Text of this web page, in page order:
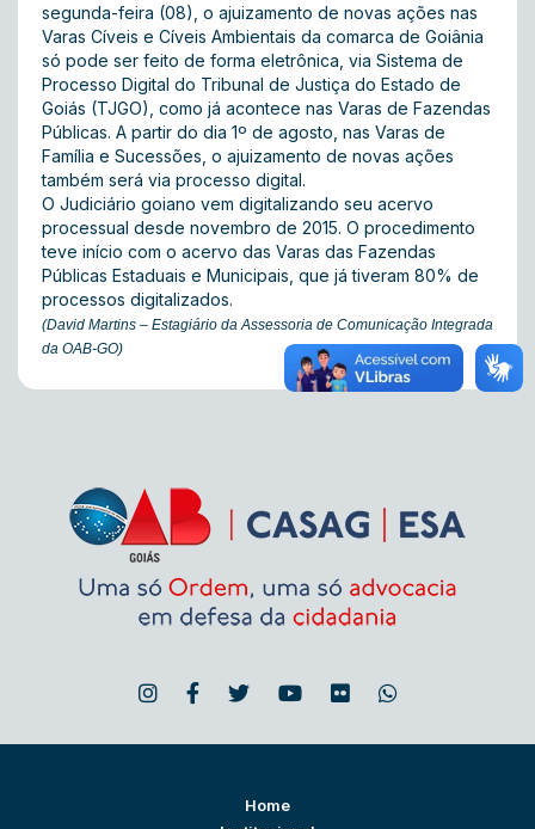
segunda-feira (08), o ajuizamento de novas ações nas
Varas Cíveis e Cíveis Ambientais da comarca de Goiânia
só pode ser feito de forma eletrônica, via Sistema de
Processo Digital do Tribunal de Justiça do Estado de
Goiás (TJGO), como já acontece nas Varas de Fazendas
Públicas. A partir do dia 1º de agosto, nas Varas de
Família e Sucessões, o ajuizamento de novas ações
também será via processo digital.
O Judiciário goiano vem digitalizando seu acervo
processual desde novembro de 2015. O procedimento
teve início com o acervo das Varas das Fazendas
Públicas Estaduais e Municipais, que já tiveram 80% de
processos digitalizados.
(David Martins – Estagiário da Assessoria de Comunicação Integrada
da OAB-GO)
Home